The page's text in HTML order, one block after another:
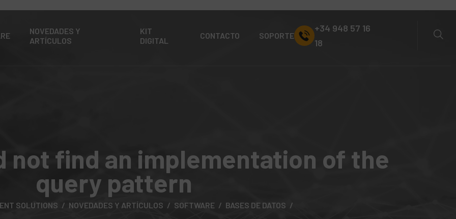
NOVEDADES Y
ARTÍCULOS
KIT
DIGITAL
CONTACTO SOPORTE
+34 948 57 16
18
not find an implementation of the
query pattern
SOLUTIONS NOVEDADES Y ARTÍCULOS SOFTWARE BASES DE DATOS